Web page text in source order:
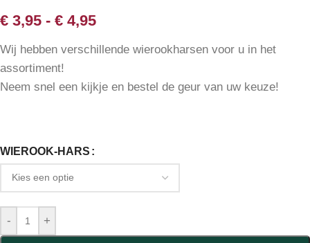
€ 3,95 - € 4,95
Wij hebben verschillende wierookharsen voor u in het
assortiment!
Neem snel een kijkje en bestel de geur van uw keuze!
WIEROOK-HARS
- +